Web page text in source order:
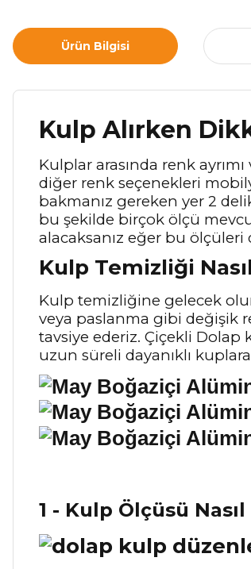
Ürün Bilgisi
Kulp Alırken
Kulplar arasında renk
diğer renk seçenekleri
bakmanız gereken yer 2
bu şekilde birçok ölçü
alacaksanız eğer bu ölçüleri
Kulp Temizliği
Kulp temizliğine gelecek
veya paslanma gibi değişik
tavsiye ederiz. Çiçekli Dolap
uzun süreli dayanıklı
1 - Kulp Ölçüsü